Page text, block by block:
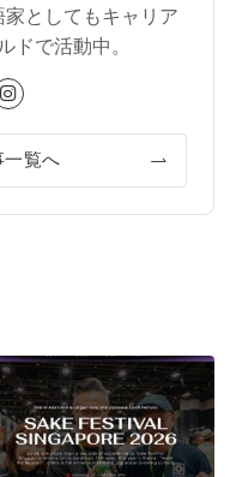
としてもキャリア
ドで活動中。
一覧へ